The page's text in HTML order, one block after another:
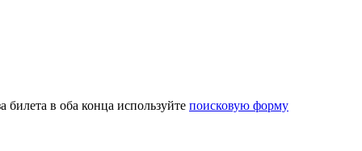
в оба конца используйте поисковую форму